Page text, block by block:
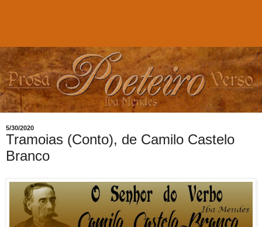
5/30/2020
Tramoias (Conto), de Camilo Castelo
Branco